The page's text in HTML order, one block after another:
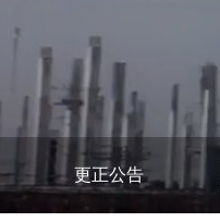
更正公告